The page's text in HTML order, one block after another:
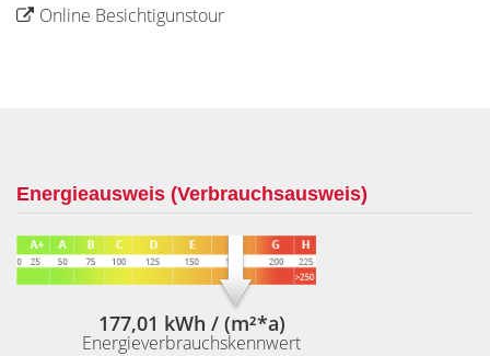
Online Besichtigunstour
Energieausweis (Verbrauchsausweis)
177,01 kWh / (m²*a)
Energieverbrauchskennwert